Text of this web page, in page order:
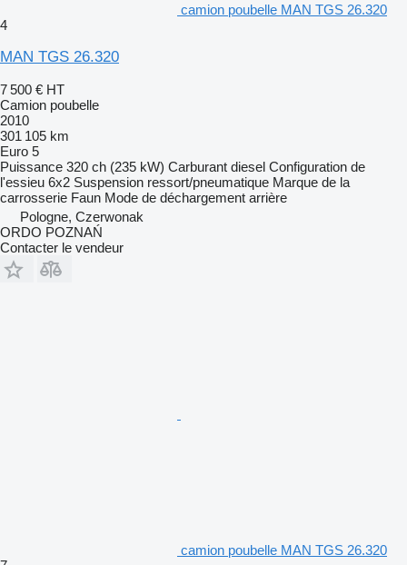
camion poubelle MAN TGS 26.320
4
MAN TGS 26.320
7 500 € HT
Camion poubelle
2010
301 105 km
Euro 5
Puissance 320 ch (235 kW) Carburant diesel Configuration de
l'essieu 6x2 Suspension ressort/pneumatique Marque de la
carrosserie Faun Mode de déchargement arrière
Pologne, Czerwonak
ORDO POZNAŃ
Contacter le vendeur
camion poubelle MAN TGS 26.320